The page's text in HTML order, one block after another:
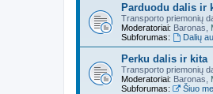
Parduodu dalis ir
Transporto priemonių
Moderatoriai: Baronas
Subforumas:
Dalių
Perku dalis ir kita
Transporto priemonių
Moderatoriai: Baronas
Subforumas:
Šiuo